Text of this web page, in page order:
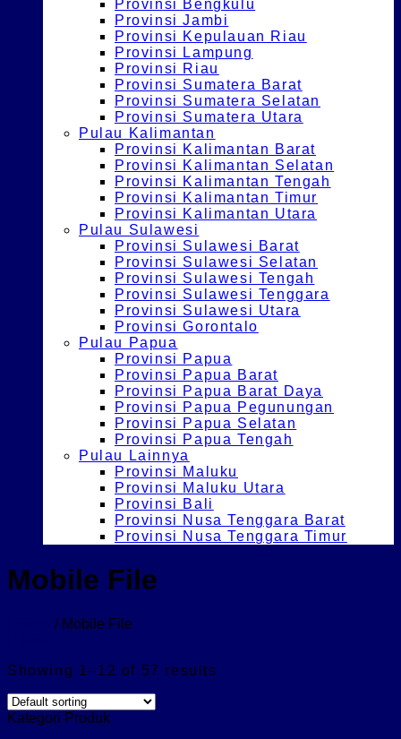
Provinsi Bengkulu
Provinsi Jambi
Provinsi Kepulauan Riau
Provinsi Lampung
Provinsi Riau
Provinsi Sumatera Barat
Provinsi Sumatera Selatan
Provinsi Sumatera Utara
Pulau Kalimantan
Provinsi Kalimantan Barat
Provinsi Kalimantan Selatan
Provinsi Kalimantan Tengah
Provinsi Kalimantan Timur
Provinsi Kalimantan Utara
Pulau Sulawesi
Provinsi Sulawesi Barat
Provinsi Sulawesi Selatan
Provinsi Sulawesi Tengah
Provinsi Sulawesi Tenggara
Provinsi Sulawesi Utara
Provinsi Gorontalo
Pulau Papua
Provinsi Papua
Provinsi Papua Barat
Provinsi Papua Barat Daya
Provinsi Papua Pegunungan
Provinsi Papua Selatan
Provinsi Papua Tengah
Pulau Lainnya
Provinsi Maluku
Provinsi Maluku Utara
Provinsi Bali
Provinsi Nusa Tenggara Barat
Provinsi Nusa Tenggara Timur
Mobile File
/Mobile File
Showing 1–12 of 57 results
Kategori Produk